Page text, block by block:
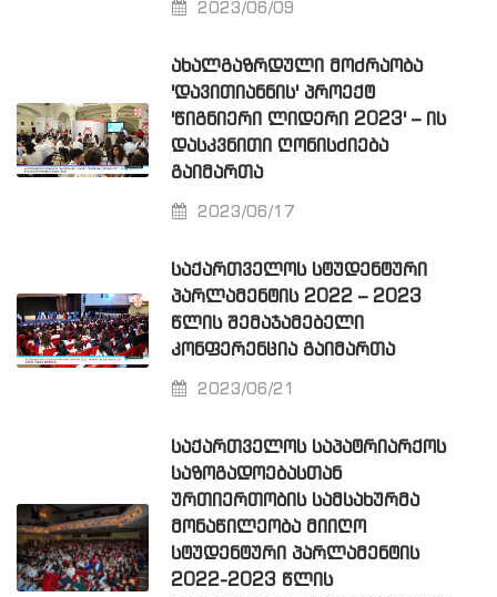
2023/06/09
ᲐᲮᲐᲚᲒᲐᲖᲠᲓᲣᲚᲘ ᲛᲝᲫᲠᲐᲝᲑᲐ
'ᲓᲐᲕᲘᲗᲘᲐᲜᲜᲘᲡ' ᲞᲠᲝᲔᲥᲢ
'ᲬᲘᲒᲜᲘᲔᲠᲘ ᲚᲘᲓᲔᲠᲘ 2023' – ᲘᲡ
ᲓᲐᲡᲙᲕᲜᲘᲗᲘ ᲦᲝᲜᲘᲡᲫᲘᲔᲑᲐ
ᲒᲐᲘᲛᲐᲠᲗᲐ
2023/06/17
ᲡᲐᲥᲐᲠᲗᲕᲔᲚᲝᲡ ᲡᲢᲣᲓᲔᲜᲢᲣᲠᲘ
ᲞᲐᲠᲚᲐᲛᲔᲜᲢᲘᲡ 2022 – 2023
ᲬᲚᲘᲡ ᲨᲔᲛᲐᲯᲐᲛᲔᲑᲔᲚᲘ
ᲙᲝᲜᲤᲔᲠᲔᲜᲪᲘᲐ ᲒᲐᲘᲛᲐᲠᲗᲐ
2023/06/21
ᲡᲐᲥᲐᲠᲗᲕᲔᲚᲝᲡ ᲡᲐᲞᲐᲢᲠᲘᲐᲠᲥᲝᲡ
ᲡᲐᲖᲝᲒᲐᲓᲝᲔᲑᲐᲡᲗᲐᲜ
ᲣᲠᲗᲘᲔᲠᲗᲝᲑᲘᲡ ᲡᲐᲛᲡᲐᲮᲣᲠᲛᲐ
ᲛᲝᲜᲐᲬᲘᲚᲔᲝᲑᲐ ᲛᲘᲘᲦᲝ
ᲡᲢᲣᲓᲔᲜᲢᲣᲠᲘ ᲞᲐᲠᲚᲐᲛᲔᲜᲢᲘᲡ
2022-2023 ᲬᲚᲘᲡ